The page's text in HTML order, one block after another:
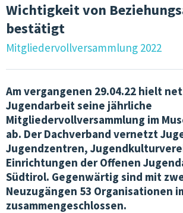
OJA IN SÜDTIROL
GRUNDLAGEN
TERMINE & KURSE
VEREINSWESEN & KOMMUNIKATION
ÖFFENTLICHKEITSARBEIT
JOBS IN DER OJA
TERMINE & KURSE
Wichtigkeit von
bestätigt
Mitgliedervollversammlung 2022
Am vergangenen 29.04.22 hielt
Jugendarbeit seine jährliche
Mitgliedervollversammlung im
ab. Der Dachverband vernetzt
Jugendzentren,
Einrichtungen der Offenen
Südtirol. Gegenwärtig sind mit
Neuzugängen 53 Organisationen
zusammengeschlossen.